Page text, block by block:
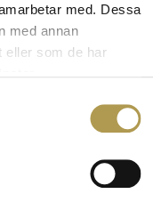
med. Dessa
med annan
eller som de har
Traditionella
julafton